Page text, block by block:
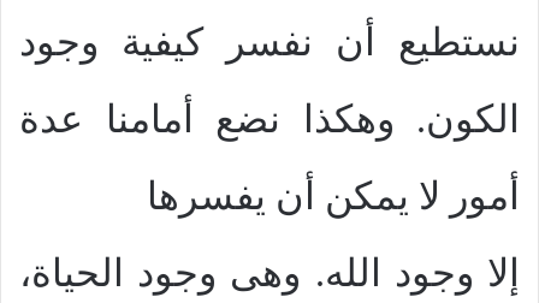
نستطيع أن نفسر كيفية وجود
الكون. وهكذا نضع أمامنا عدة
أمور لا يمكن أن يفسرها
إلا وجود الله. وهى وجود الحياة،